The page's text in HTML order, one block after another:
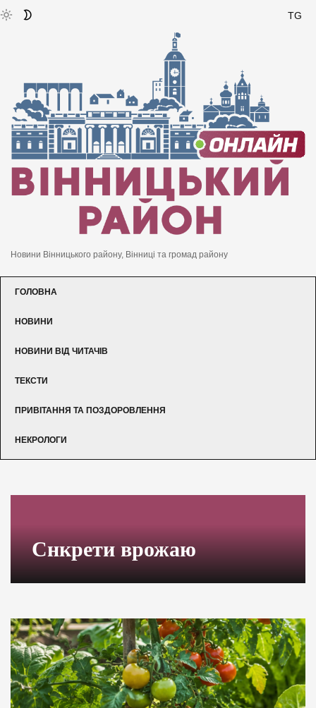
TG
Новини Вінницького району, Вінниці та громад району
ГОЛОВНА
НОВИНИ
НОВИНИ ВІД ЧИТАЧІВ
ТЕКСТИ
ПРИВІТАННЯ ТА ПОЗДОРОВЛЕННЯ
НЕКРОЛОГИ
Снкрети врожаю